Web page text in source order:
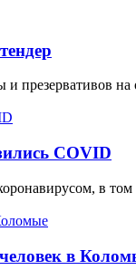
и презервативов
COVID
в том
в